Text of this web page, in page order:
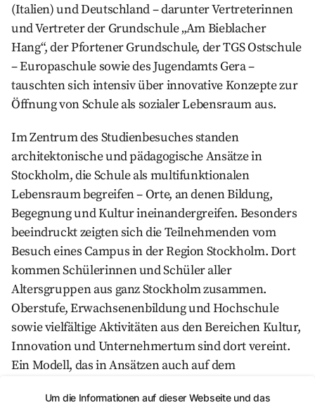
Um die Informationen auf dieser Webseite und das
(Italien) und Deutschland – darunter Vertreterinnen
und Vertreter der Grundschule „Am Bieblacher
Hang“, der Pfortener Grundschule, der TGS Ostschule
– Europaschule sowie des Jugendamts Gera –
tauschten sich intensiv über innovative Konzepte zur
Öffnung von Schule als sozialer Lebensraum aus.
Im Zentrum des Studienbesuches standen
architektonische und pädagogische Ansätze in
Stockholm, die Schule als multifunktionalen
Lebensraum begreifen – Orte, an denen Bildung,
Begegnung und Kultur ineinandergreifen. Besonders
beeindruckt zeigten sich die Teilnehmenden vom
Besuch eines Campus in der Region Stockholm. Dort
kommen Schülerinnen und Schüler aller
Altersgruppen aus ganz Stockholm zusammen.
Oberstufe, Erwachsenenbildung und Hochschule
sowie vielfältige Aktivitäten aus den Bereichen Kultur,
Innovation und Unternehmertum sind dort vereint.
Ein Modell, das in Ansätzen auch auf dem